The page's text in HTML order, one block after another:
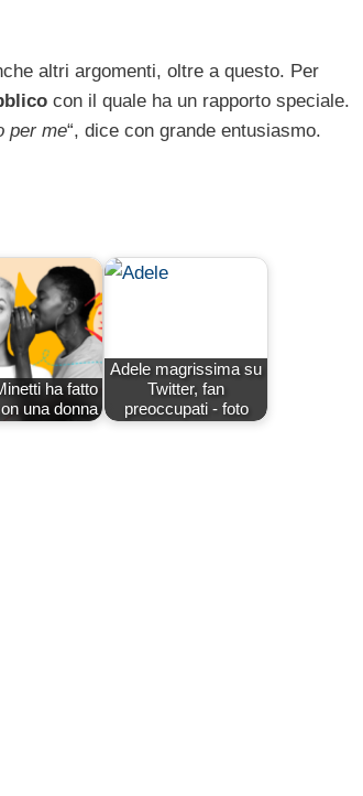
altri argomenti, oltre a questo. Per
con il quale ha un rapporto speciale.
per me“, dice con grande entusiasmo.
ha fatto
una donna
Adele magrissima su
Twitter, fan
preoccupati - foto